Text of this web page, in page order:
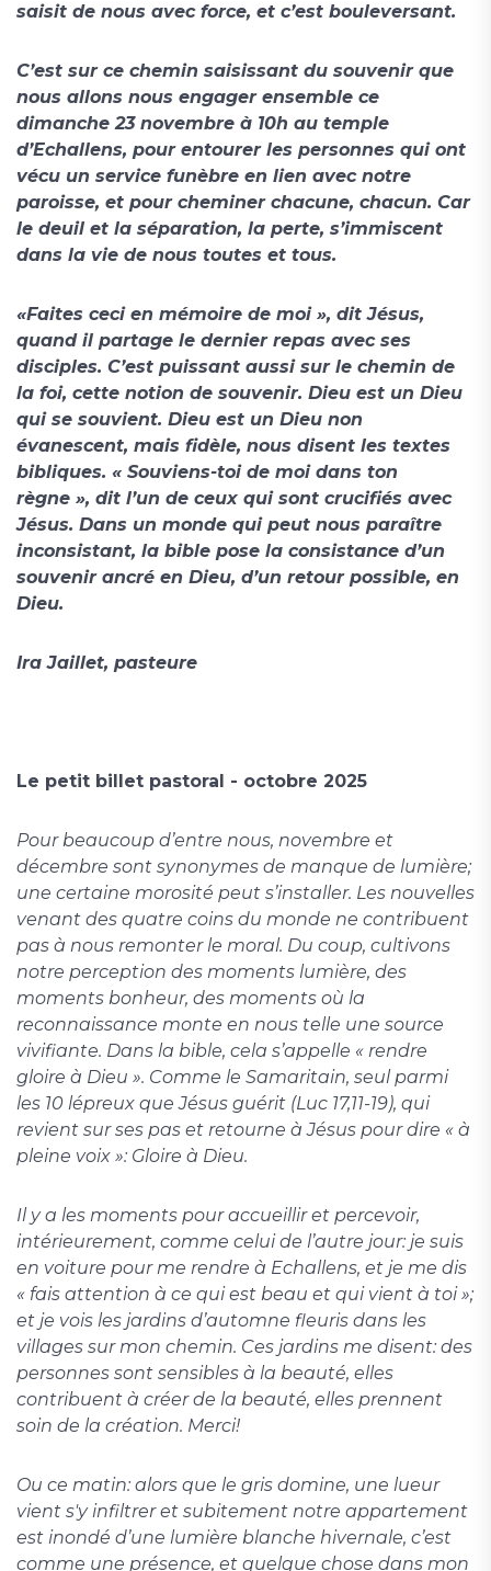
saisit de nous avec force, et c’est bouleversant.
C’est sur ce chemin saisissant du souvenir que
nous allons nous engager ensemble ce
dimanche 23 novembre à 10h au temple
d’Echallens, pour entourer les personnes qui ont
vécu un service funèbre en lien avec notre
paroisse, et pour cheminer chacune, chacun. Car
le deuil et la séparation, la perte, s’immiscent
dans la vie de nous toutes et tous.
«Faites ceci en mémoire de moi », dit Jésus,
quand il partage le dernier repas avec ses
disciples. C’est puissant aussi sur le chemin de
la foi, cette notion de souvenir. Dieu est un Dieu
qui se souvient. Dieu est un Dieu non
évanescent, mais fidèle, nous disent les textes
bibliques. « Souviens-toi de moi dans ton
règne », dit l’un de ceux qui sont crucifiés avec
Jésus. Dans un monde qui peut nous paraître
inconsistant, la bible pose la consistance d’un
souvenir ancré en Dieu, d’un retour possible, en
Dieu.
Ira Jaillet, pasteure
Le petit billet pastoral - octobre 2025
Pour beaucoup d’entre nous, novembre et
décembre sont synonymes de manque de lumière;
une certaine morosité peut s’installer. Les nouvelles
venant des quatre coins du monde ne contribuent
pas à nous remonter le moral. Du coup, cultivons
notre perception des moments lumière, des
moments bonheur, des moments où la
reconnaissance monte en nous telle une source
vivifiante. Dans la bible, cela s’appelle « rendre
gloire à Dieu ». Comme le Samaritain, seul parmi
les 10 lépreux que Jésus guérit (Luc 17,11-19), qui
revient sur ses pas et retourne à Jésus pour dire « à
pleine voix »: Gloire à Dieu.
Il y a les moments pour accueillir et percevoir,
intérieurement, comme celui de l’autre jour: je suis
en voiture pour me rendre à Echallens, et je me dis
« fais attention à ce qui est beau et qui vient à toi »;
et je vois les jardins d’automne fleuris dans les
villages sur mon chemin. Ces jardins me disent: des
personnes sont sensibles à la beauté, elles
contribuent à créer de la beauté, elles prennent
soin de la création. Merci!
Ou ce matin: alors que le gris domine, une lueur
vient s'y infiltrer et subitement notre appartement
est inondé d’une lumière blanche hivernale, c’est
comme une présence, et quelque chose dans mon